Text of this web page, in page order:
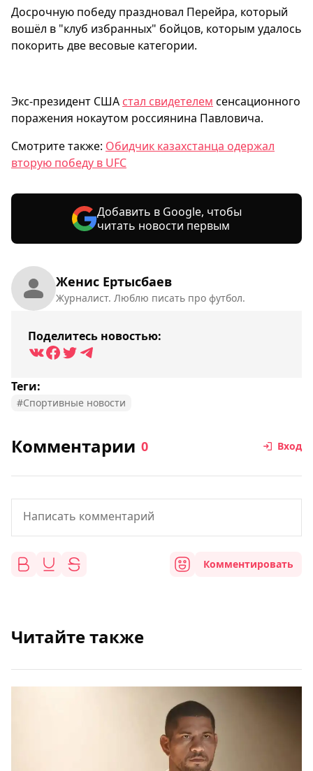
Женис Ертысбаев
Журналист. Люблю писать про футбол.
Поделитесь новостью:
Теги:
#Спортивные новости
Досрочную победу праздновал Перейра, который
вошёл в "клуб избранных" бойцов, которым удалось
покорить две весовые категории.
Экс-президент США стал свидетелем сенсационного
поражения нокаутом россиянина Павловича.
Смотрите также: Обидчик казахстанца одержал
вторую победу в UFC
Добавить в Google, чтобы
читать новости первым
Комментарии 0 Вход
Комментировать
Читайте также